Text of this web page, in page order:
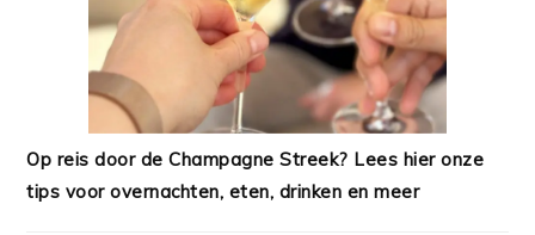
Op reis door de Champagne Streek? Lees hier onze
tips voor overnachten, eten, drinken en meer